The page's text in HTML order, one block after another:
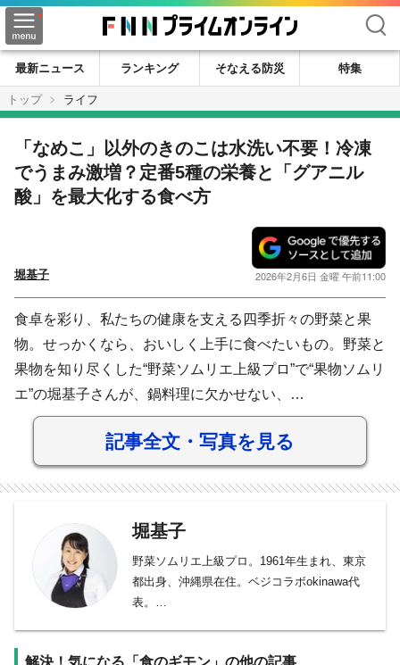
検索
最新ニュース ランキング そなえる防災
特集
トップ
ライフ
「なめこ」以外のきのこは水洗い不要！冷凍
でうまみ激増？定番5種の栄養と「グアニル
酸」を最大化する食べ方
堀基子 2026年2月6日 金曜 午前11:00
食卓を彩り、私たちの健康を支える四季折々の野菜と果
物。せっかくなら、おいしく上手に食べたいもの。野菜と
果物を知り尽くした“野菜ソムリエ上級プロ”で“果物ソムリ
エ”の堀基子さんが、鍋料理に欠かせない、…
記事全文・写真を見る
堀基子
野菜ソムリエ上級プロ。1961年生まれ、東京
都出身、沖縄県在住。ベジコラボokinawa代
表。
解決！気になる「食のギモン」の他の記事